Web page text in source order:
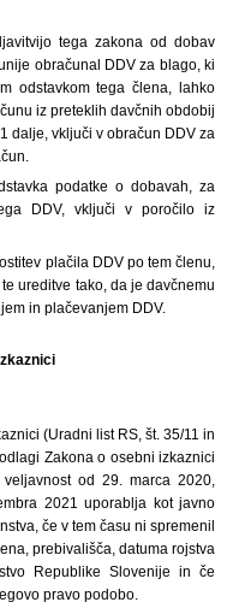
tega zakona od dobav
obračunal DDV za blago, ki
odstavkom tega člena, lahko
iz preteklih davčnih obdobij
dalje, vključi v obračun DDV za
podatke o dobavah, za
DDV, vključi v poročilo iz
plačila DDV po tem členu,
ureditve tako, da je davčnemu
in plačevanjem DDV.
(Uradni list RS, št. 35/11 in
Zakona o osebni izkaznici
od 29. marca 2020,
2021 uporablja kot javno
če v tem času ni spremenil
prebivališča, datuma rojstva
Republike Slovenije in če
pravo podobo.